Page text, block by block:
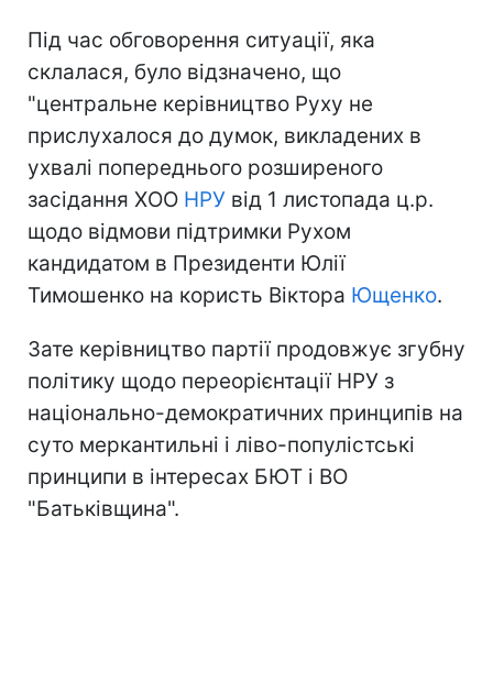
Під час обговорення ситуації, яка
склалася, було відзначено, що
"центральне керівництво Руху не
прислухалося до думок, викладених в
ухвалі попереднього розширеного
засідання ХОО НРУ від 1 листопада ц.р.
щодо відмови підтримки Рухом
кандидатом в Президенти Юлії
Тимошенко на користь Віктора Ющенко.
Зате керівництво партії продовжує згубну
політику щодо переорієнтації НРУ з
національно-демократичних принципів на
суто меркантильні і ліво-популістські
принципи в інтересах БЮТ і ВО
"Батьківщина".